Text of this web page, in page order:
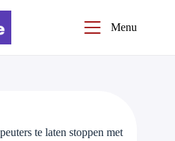
Menu
te laten stoppen met